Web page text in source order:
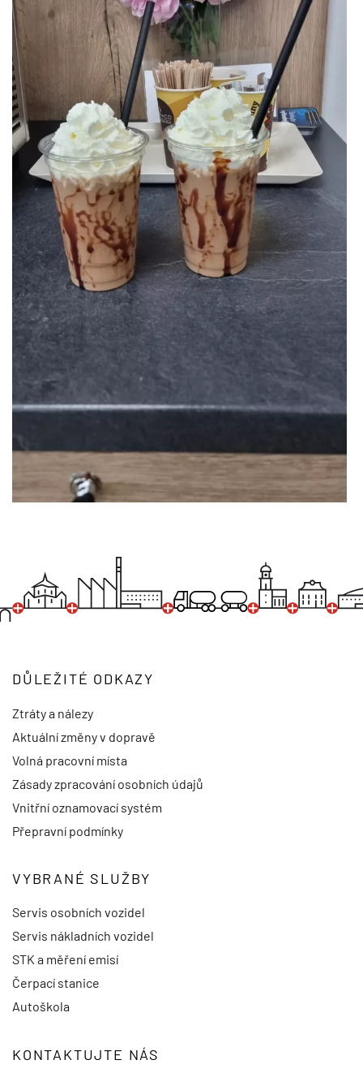
DŮLEŽITÉ ODKAZY
Ztráty a nálezy
Aktuální změny v dopravě
Volná pracovní místa
Zásady zpracování osobních údajů
Vnitřní oznamovací systém
Přepravní podmínky
VYBRANÉ SLUŽBY
Servis osobních vozidel
Servis nákladních vozidel
STK a měření emisí
Čerpací stanice
Autoškola
KONTAKTUJTE NÁS